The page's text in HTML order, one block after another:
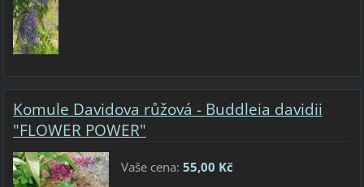
Komule Davidova růžová - Buddleia davidii
"FLOWER POWER"
Vaše cena: 55,00 Kč